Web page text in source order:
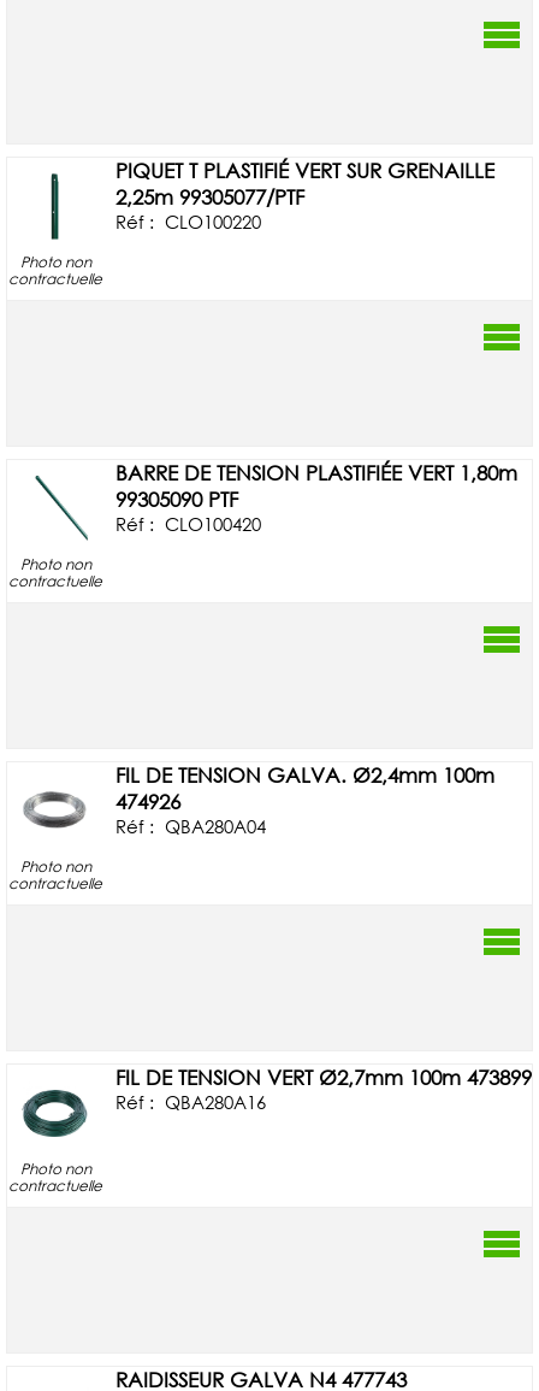
Photo non
contractuelle
PIQUET T PLASTIFIÉ VERT SUR GRENAILLE
2,25m 99305077/PTF
Réf : CLO100220
Photo non
contractuelle
BARRE DE TENSION PLASTIFIÉE VERT 1,80m
99305090 PTF
Réf : CLO100420
Photo non
contractuelle
FIL DE TENSION GALVA. Ø2,4mm 100m
474926
Réf : QBA280A04
Photo non
contractuelle
FIL DE TENSION VERT Ø2,7mm 100m 473899
Réf : QBA280A16
RAIDISSEUR GALVA N4 477743